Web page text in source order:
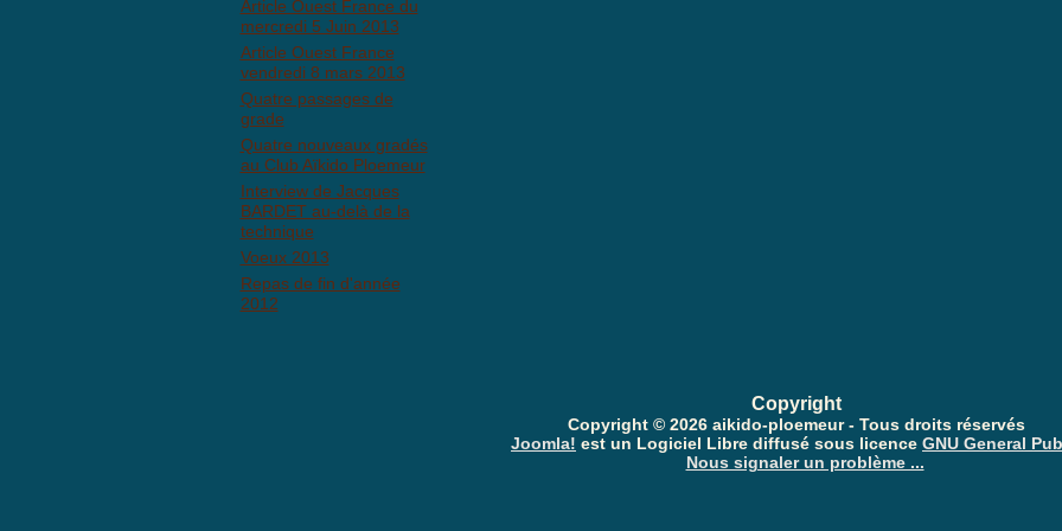
Article Ouest France du
mercredi 5 Juin 2013
Article Ouest France
vendredi 8 mars 2013
Quatre passages de
grade
Quatre nouveaux gradés
au Club Aïkido Ploemeur
Interview de Jacques
BARDET au-delà de la
technique
Voeux 2013
Repas de fin d'année
2012
Copyright
Copyright © 2026 aikido-ploemeur - Tous droits réservés
Joomla! est un Logiciel Libre diffusé sous licence GNU General
Nous signaler un problème ...